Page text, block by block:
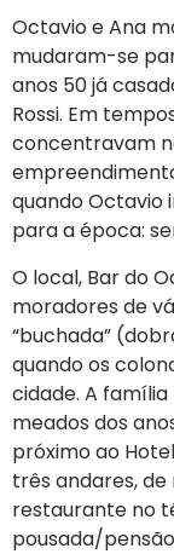
Octavio e Ana
mudaram-se
anos 50 já
Rossi. Em
concentravam
quando Octavio
para a época:
O local, Bar do
moradores de
“buchada”
quando os
cidade. A
meados dos
próximo ao
três andares,
restaurante no
pousada/